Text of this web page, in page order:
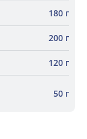
180 г
200 г
120 г
50 г